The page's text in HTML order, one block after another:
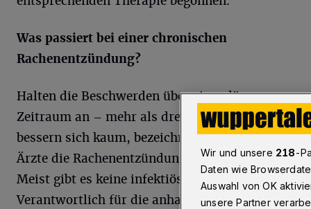
Was passiert bei einer chronischen
Rachenentzündung?
Halten die Beschwerden über einen längeren
Zeitraum an – mehr als drei Monate – oder
bessern sich kaum, bezeichnen Ärztinnen und
Ärzte die Rachenentzündung als chronisch. 2
Meist gibt es keine infektiösen Ursachen.
Verantwortlich für die anhaltenden
Wir und unsere 218-
Daten wie
Auswahl von OK
unsere Partner